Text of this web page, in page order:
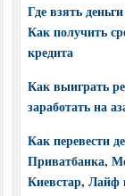
Где взять
Как получить
кредита
Как выиграть
заработать на
Как перевести
Приватбанка,
Киевстар, Лайф